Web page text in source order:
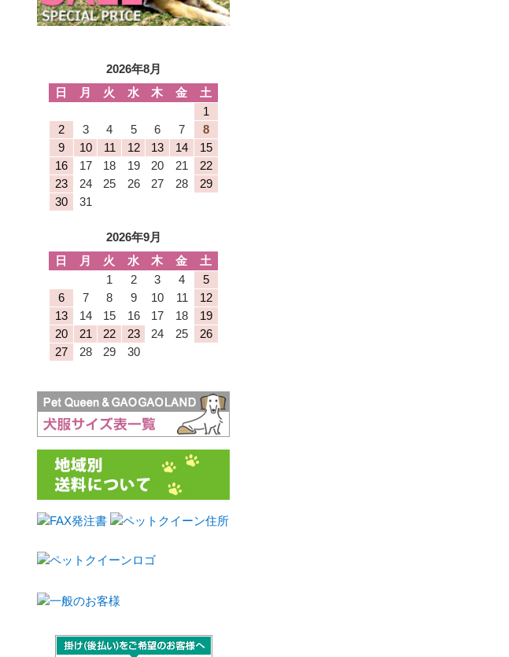
2026年8月
日
月 火 水 木 金
土
1
2
3 4 5 6 7
8
9
10 11 12 13 14
15
16
17 18 19 20 21
22
23
24 25 26 27 28
29
30
31
2026年9月
日
月 火 水 木 金
土
1
2 3 4
5
6
7 8 9 10 11
12
13
14 15 16 17 18
19
20
21 22 23 24 25
26
27
28 29 30